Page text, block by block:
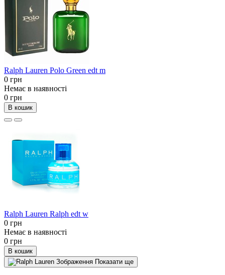
Ralph Lauren Polo Green edt m
0 грн
Немає в наявності
0 грн
В кошик
Ralph Lauren Ralph edt w
0 грн
Немає в наявності
0 грн
В кошик
Показати ще